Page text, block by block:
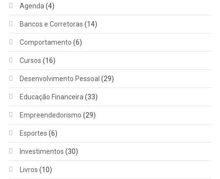
Agenda(4)
Bancos e Corretoras (14)
Comportamento (6)
Cursos (16)
Desenvolvimento Pessoal (29)
Educação Financeira(33)
Empreendedorismo (29)
Esportes (6)
Investimentos (30)
Livros (10)